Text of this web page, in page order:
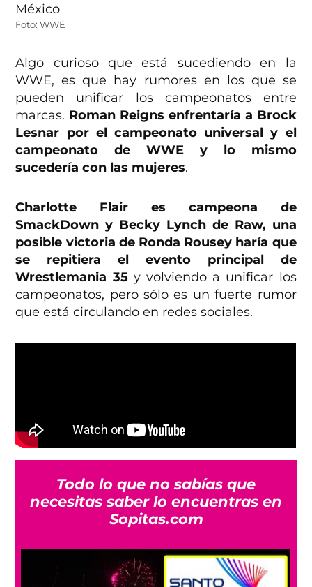
Foto: WWE
Algo curioso que está sucediendo en la
WWE, es que hay rumores en los que se
pueden unificar los campeonatos entre
marcas. Roman Reigns enfrentaría a Brock
Lesnar por el campeonato universal y el
campeonato de WWE y lo mismo
sucedería con las mujeres.
Charlotte Flair es campeona de
SmackDown y Becky Lynch de Raw, una
posible victoria de Ronda Rousey haría que
se repitiera el evento principal de
Wrestlemania 35y volviendo a unificar los
campeonatos, pero sólo es un fuerte rumor
que está circulando en redes sociales.
Todo lo que no sabías que
necesitas saber lo encuentras en
Sopitas.com